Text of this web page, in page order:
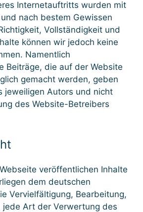
Internetauftritts wurden mit
nach bestem Gewissen
Vollständigkeit und
können wir jedoch keine
Namentlich
Beiträge, die auf der Website
gemacht werden, geben
jeweiligen Autors und nicht
des Website-Betreibers
veröffentlichen Inhalte
dem deutschen
Vervielfältigung, Bearbeitung,
jede Art der Verwertung des